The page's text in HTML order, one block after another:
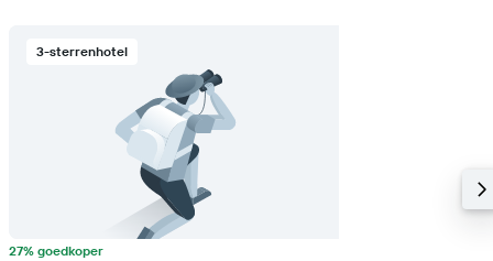
3-sterrenhotel
27% goedkoper